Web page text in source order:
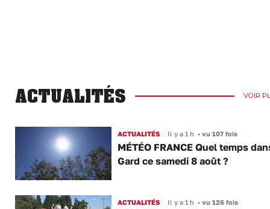
ACTUALITÉS VOIR
ACTUALITÉS Il y a 1 h •vu 107 fois
MÉTÉO FRANCE Quel temps
Gard ce samedi 8 août ?
ACTUALITÉS Il y a 1 h •vu 126 fois